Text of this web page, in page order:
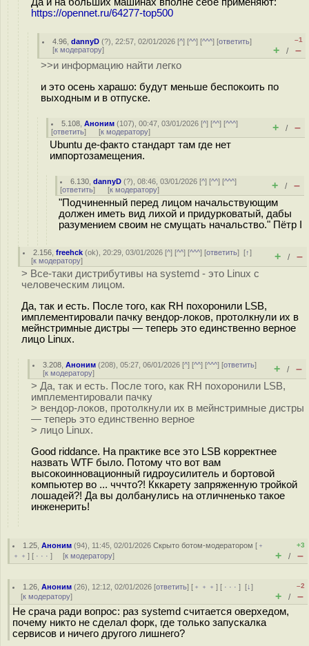
https://opennet.ru/64277-top500
4.96 ,dannyD (?), 22:57, 02/01/2026 [^] [^^] [^^^] [ответить]
[к модератору]
–1
+ / –
>>и информацию найти легко
и это осень харашо: будут меньше беспокоить по
выходным и в отпуске.
5.108 ,Аноним (107), 00:47, 03/01/2026 [^] [^^] [^^^]
[ответить] [к модератору] + / –
Ubuntu де-факто стандарт там где нет
импортозамещения.
6.130 ,dannyD (?), 08:46, 03/01/2026 [^] [^^] [^^^]
[ответить] [к модератору] + / –
"Подчиненный перед лицом начальствующим
должен иметь вид лихой и придурковатый, дабы
разумением своим не смущать начальство." Пётр I
2.156 ,freehck (ok), 20:29, 03/01/2026 [^] [^^] [^^^] [ответить][↑]
[к модератору] + / –
> Все-таки дистрибутивы на systemd - это Linux с
человеческим лицом.
Да, так и есть. После того, как RH похоронили LSB,
имплементировали пачку вендор-локов, протолкнули их в
мейнстримные дистры — теперь это единственно верное
лицо Linux.
3.208 ,Аноним (208), 05:27, 06/01/2026 [^] [^^] [^^^] [ответить]
[к модератору] + / –
> Да, так и есть. После того, как RH похоронили LSB,
имплементировали пачку
> вендор-локов, протолкнули их в мейнстримные дистры
— теперь это единственно верное
> лицо Linux.
Good riddance. На практике все это LSB корректнее
назвать WTF было. Потому что вот вам
высокоинновационный гидроусилитель и бортовой
компьютер во ... чччто?! Кккарету запряженную тройкой
лошадей?! Да вы долбанулись на отличненько такое
инженерить!
1.25 ,Аноним (94), 11:45, 02/01/2026Скрыто ботом-модератором [ ﹢
﹢﹢ ] [ · · · ] [к модератору]
+3
+ / –
1.26 ,Аноним (26), 12:12, 02/01/2026 [ответить] [ ﹢﹢﹢] [ · · ·][↓]
[к модератору]
–2
+ / –
Не срача ради вопрос: раз systemd считается оверхедом,
почему никто не сделал форк, где только запускалка
сервисов и ничего другого лишнего?